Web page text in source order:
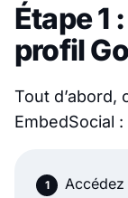
Étape 1
profil
Tout
EmbedSocial :
Accédez